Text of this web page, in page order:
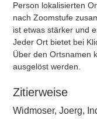
Person lokalisierten
nach Zoomstufe
ist etwas stärker und
Jeder Ort bietet bei
Über den Ortsnamen
ausgelöst werden.
Zitierweise
Widmoser, Joerg,